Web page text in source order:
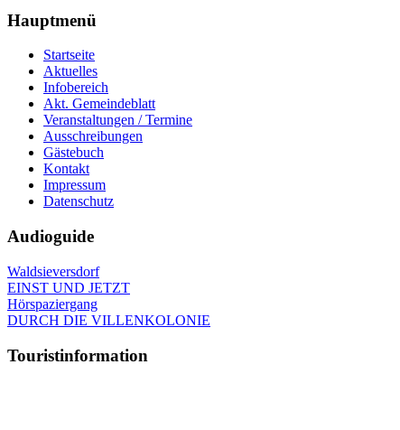
Hauptmenü
Startseite
Aktuelles
Infobereich
Akt. Gemeindeblatt
Veranstaltungen / Termine
Ausschreibungen
Gästebuch
Kontakt
Impressum
Datenschutz
Audioguide
Waldsieversdorf
EINST UND JETZT
Hörspaziergang
DURCH DIE VILLENKOLONIE
Touristinformation